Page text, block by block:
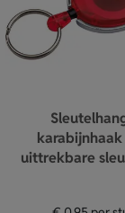
uittrekbare